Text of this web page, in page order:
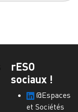
rESO
sociaux !
@Espaces
et Sociétés